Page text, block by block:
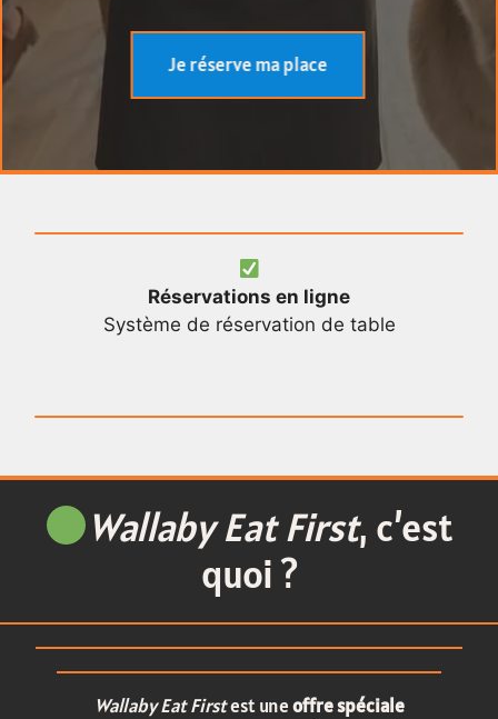
Je réserve ma place
Réservations en ligne
Système de réservation de table
Wallaby Eat First, c’est
quoi ?
Wallaby Eat Firstest uneoffre spéciale